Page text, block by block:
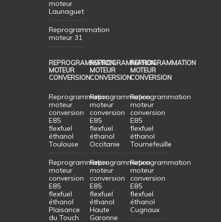
moteur
Launaguet
Reprogrammation
moteur 31
REPROGRAMMATION
MOTEUR
CONVERSION
Reprogrammation
moteur
conversion
E85
flexfuel
éthanol
Toulouse
Reprogrammation
moteur
conversion
E85
flexfuel
éthanol
Plaisance
du Touch
REPROGRAMMATION
MOTEUR
CONVERSION
Reprogrammation
moteur
conversion
E85
flexfuel
éthanol
Occitanie
Reprogrammation
moteur
conversion
E85
flexfuel
éthanol
Haute
Garonne
REPROGRAMMATION
MOTEUR
CONVERSION
Reprogrammation
moteur
conversion
E85
flexfuel
éthanol
Tournefeuille
Reprogrammation
moteur
conversion
E85
flexfuel
éthanol
Cugnaux